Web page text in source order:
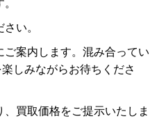
い。
案内します。混み合ってい
しみながらお待ちくださ
買取価格をご提示いたしま